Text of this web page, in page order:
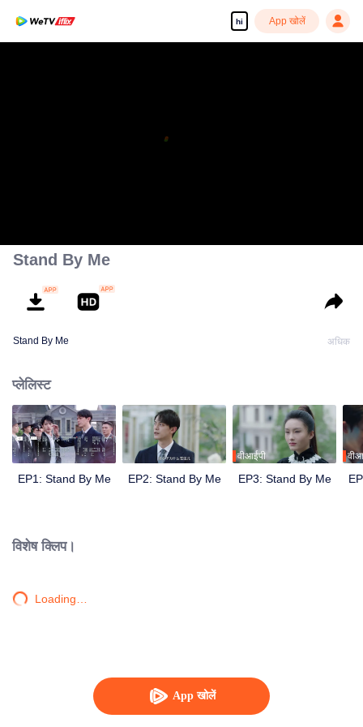
hi App खोलें
App खोलें
Stand By Me
Stand By Me अधिक
प्लेलिस्ट
EP1: Stand By Me EP2: Stand By Me
वीआईपी
EP3: Stand By Me
विशेष क्लिप।
Loading…